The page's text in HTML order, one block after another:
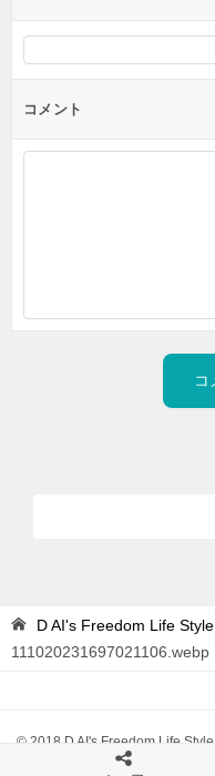
コメント
D AI's Freedom Life Style
111020231697021106.webp
© 2018 D AI's Freedom Life Style